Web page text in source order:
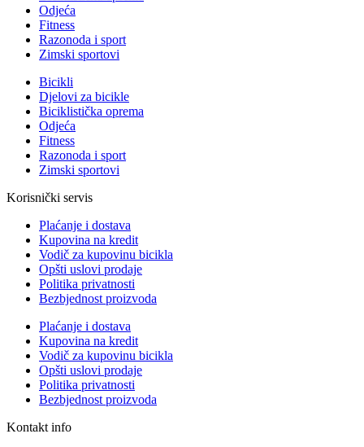
Odjeća
Fitness
Razonoda i sport
Zimski sportovi
Bicikli
Djelovi za bicikle
Biciklistička oprema
Odjeća
Fitness
Razonoda i sport
Zimski sportovi
Korisnički servis
Plaćanje i dostava
Kupovina na kredit
Vodič za kupovinu bicikla
Opšti uslovi prodaje
Politika privatnosti
Bezbjednost proizvoda
Plaćanje i dostava
Kupovina na kredit
Vodič za kupovinu bicikla
Opšti uslovi prodaje
Politika privatnosti
Bezbjednost proizvoda
Kontakt info